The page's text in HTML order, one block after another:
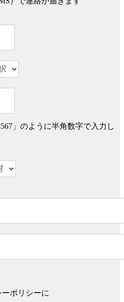
」のように半角数字で入力し
ポリシーに